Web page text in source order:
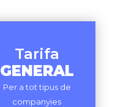
Tarifa
GENERAL
Per a tot tipus de
companyies